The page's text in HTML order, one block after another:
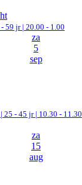
59 jr | 20.00 - 1.00
za
5
sep
25 - 45 jr | 10.30 - 11.30
za
15
aug